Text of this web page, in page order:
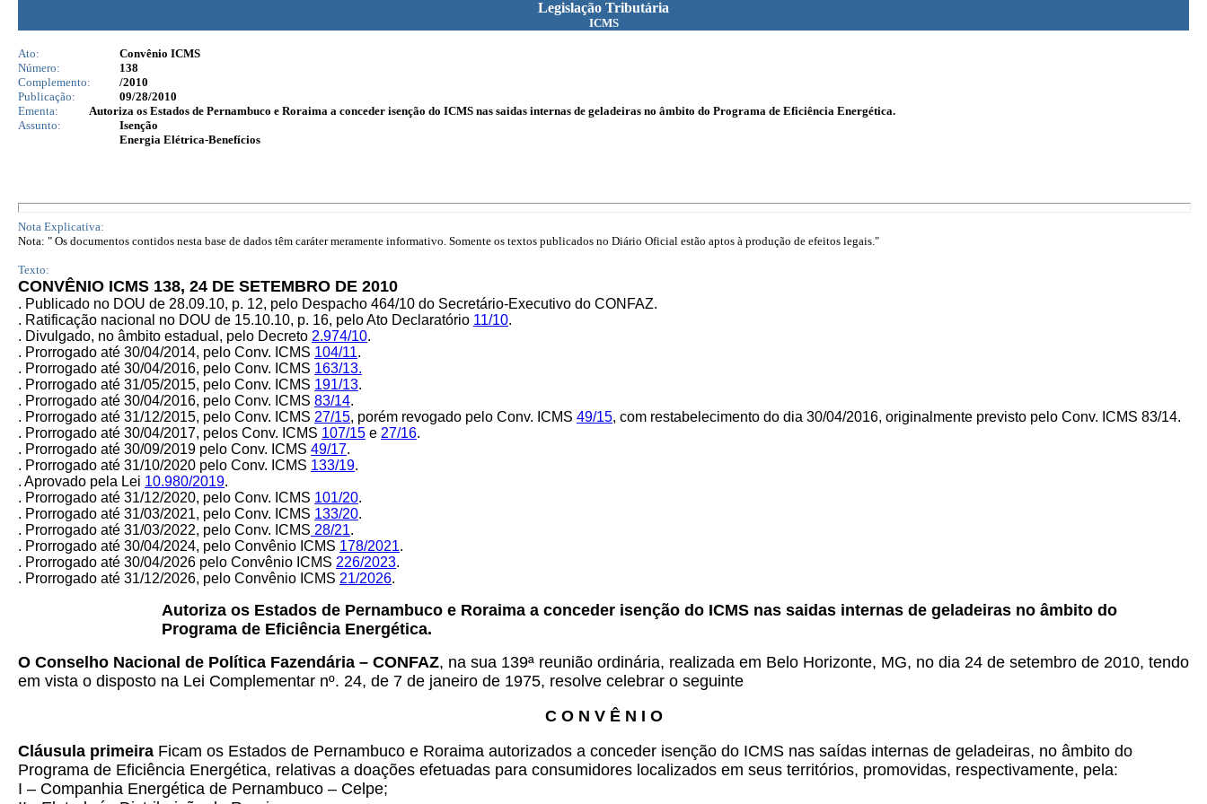
Legislação Tributária
ICMS
Ato:
Convênio ICMS
Número:
138
Complemento:
/2010
Publicação:
09/28/2010
Ementa:
Autoriza os Estados de Pernambuco e Roraima a conceder isenção do ICMS nas saidas internas de geladeiras no âmbito do Programa de Eficiência Energética.
Assunto:
Isenção
Energia Elétrica-Benefícios
Nota Explicativa:
Nota: " Os documentos contidos nesta base de dados têm caráter meramente informativo. Somente os textos publicados no Diário Oficial estão aptos à produção de efeitos legais."
Texto:
CONVÊNIO ICMS 138, 24 DE SETEMBRO DE 2010
. Publicado no DOU de 28.09.10, p. 12, pelo Despacho 464/10 do Secretário-Executivo do CONFAZ.
. Ratificação nacional no DOU de 15.10.10, p. 16, pelo Ato Declaratório 11/10.
. Divulgado, no âmbito estadual, pelo Decreto 2.974/10.
. Prorrogado até 30/04/2014, pelo Conv. ICMS 104/11.
. Prorrogado até 30/04/2016, pelo Conv. ICMS 163/13.
. Prorrogado até 31/05/2015, pelo Conv. ICMS 191/13.
. Prorrogado até 30/04/2016, pelo Conv. ICMS 83/14.
. Prorrogado até 31/12/2015, pelo Conv. ICMS 27/15, porém revogado pelo Conv. ICMS 49/15, com restabelecimento do dia 30/04/2016, originalmente previsto pelo Conv. ICMS 83/14.
. Prorrogado até 30/04/2017, pelos Conv. ICMS 107/15 e 27/16.
. Prorrogado até 30/09/2019 pelo Conv. ICMS 49/17.
. Prorrogado até 31/10/2020 pelo Conv. ICMS 133/19.
. Aprovado pela Lei 10.980/2019.
. Prorrogado até 31/12/2020, pelo Conv. ICMS 101/20.
. Prorrogado até 31/03/2021, pelo Conv. ICMS 133/20.
. Prorrogado até 31/03/2022, pelo Conv. ICMS 28/21.
. Prorrogado até 30/04/2024, pelo Convênio ICMS 178/2021.
. Prorrogado até 30/04/2026 pelo Convênio ICMS 226/2023.
. Prorrogado até 31/12/2026, pelo Convênio ICMS 21/2026.
Autoriza os Estados de Pernambuco e Roraima a conceder isenção do ICMS nas saidas internas de geladeiras no âmbito do
Programa de Eficiência Energética.
O Conselho Nacional de Política Fazendária – CONFAZ, na sua 139ª reunião ordinária, realizada em Belo Horizonte, MG, no dia 24 de setembro de 2010, tendo
em vista o disposto na Lei Complementar nº. 24, de 7 de janeiro de 1975, resolve celebrar o seguinte
C O N V Ê N I O
Cláusula primeira Ficam os Estados de Pernambuco e Roraima autorizados a conceder isenção do ICMS nas saídas internas de geladeiras, no âmbito do
Programa de Eficiência Energética, relativas a doações efetuadas para consumidores localizados em seus territórios, promovidas, respectivamente, pela:
I – Companhia Energética de Pernambuco – Celpe;